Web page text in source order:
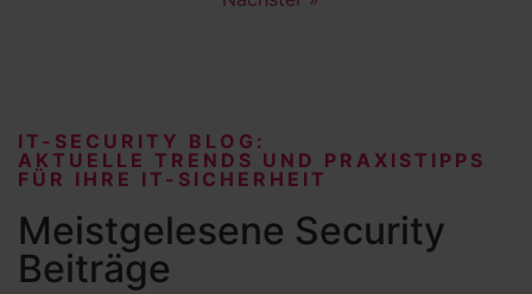
IT-SECURITY BLOG:
AKTUELLE TRENDS UND PRAXISTIPPS
FÜR IHRE IT-SICHERHEIT
Meistgelesene Security
Beiträge